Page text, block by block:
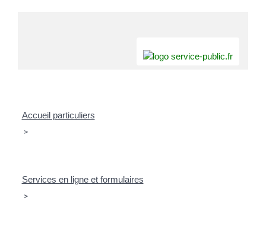
Accueil particuliers
>
Services en ligne et formulaires
>